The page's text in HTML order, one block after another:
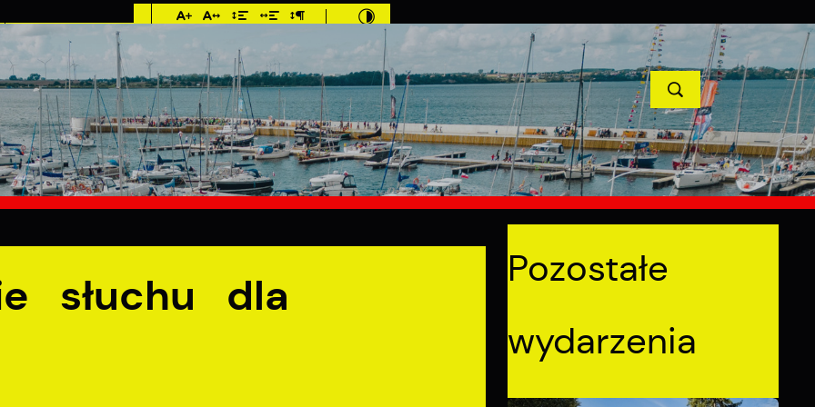
Imieniny: Sława,
Jakub, Stefan
MIESZKANIEC TURYSTYKA INWESTYCJE PROJEKTY UNIJNE KONTAKT
POPRZEDNI NASTĘPNY
słuchu dla
Pozostałe
wydarzenia